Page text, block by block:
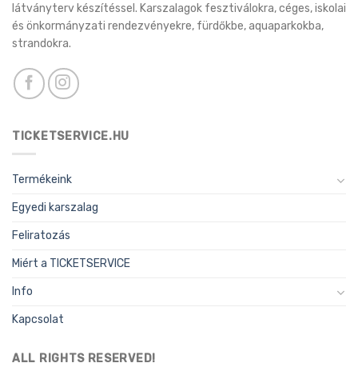
látványterv készítéssel. Karszalagok fesztiválokra, céges, iskolai
és önkormányzati rendezvényekre, fürdőkbe, aquaparkokba,
strandokra.
TICKETSERVICE.HU
Termékeink
Egyedi karszalag
Feliratozás
Miért a TICKETSERVICE
Info
Kapcsolat
ALL RIGHTS RESERVED!